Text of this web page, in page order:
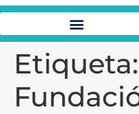
Etiqueta: